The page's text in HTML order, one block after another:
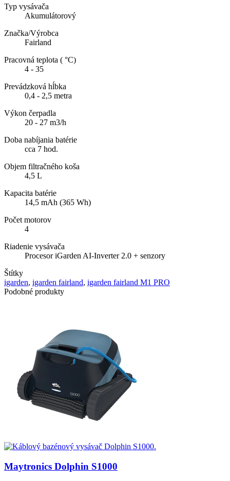
Typ vysávača
Akumulátorový
Značka/Výrobca
Fairland
Pracovná teplota ( °C)
4 - 35
Prevádzková hĺbka
0,4 - 2,5 metra
Výkon čerpadla
20 - 27 m3/h
Doba nabíjania batérie
cca 7 hod.
Objem filtračného koša
4,5 L
Kapacita batérie
14,5 mAh (365 Wh)
Počet motorov
4
Riadenie vysávača
Procesor iGarden AI-Inverter 2.0 + senzory
Štítky
igarden, igarden fairland, igarden fairland M1 PRO
Podobné produkty
Maytronics Dolphin S1000